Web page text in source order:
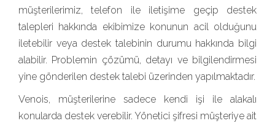
müşterilerimiz, telefon ile iletişime geçip destek
talepleri hakkında ekibimize konunun acil olduğunu
iletebilir veya destek talebinin durumu hakkında bilgi
alabilir. Problemin çözümü, detayı ve bilgilendirmesi
yine gönderilen destek talebi üzerinden yapılmaktadır.
Venois, müşterilerine sadece kendi işi ile alakalı
konularda destek verebilir. Yönetici şifresi müşteriye ait